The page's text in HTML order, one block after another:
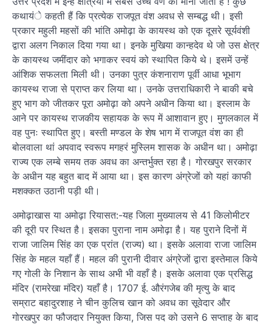
कथायंे कहती हैं कि प्रत्येक राजपूत वंश अवध से सम्बद्ध थी। इसी
प्रकार महुली महसों की भांति अमोढ़ा के कायस्थ को एक दूसरे सूर्यवंशी
द्वारा अलग निकाल दिया गया था। इनके मुखिया कान्हदेव थे जो उस क्षेत्र
के कायस्थ जमींदार को भगाकर स्वयं को स्थापित किये थे। इसमें उन्हें
आंशिक सफलता मिली थी। उनका पुत्र कंशनाराण पूर्वी आधा भूभाग
कायस्थ राजा से प्राप्त कर लिया था। उनके उत्तराधिकारी ने बाकी बचे
हुए भाग को जीतकर पूरा अमोढ़ा को अपने अधीन किया था। इस्लाम के
आने पर कायस्थ राजकीय सहायक के रूप में आशावान हुए। मुगलकाल में
वह पुनः स्थापित हुए। बस्ती मण्डल के शेष भाग में राजपूत वंश का ही
बोलवाला थां अपवाद स्वरूप मगहरं मुस्लिम शासक के अधीन था। अमोढ़ा
राज्य एक लम्बे समय तक अवध का अन्तर्भुक्त रहा है। गोरखपुर सरकार
के अधीन यह बहुत बाद में आया था। इस कारण अंग्रेजों को यहां काफी
मशक्कत उठानी पड़ी थी।
अमोढ़ाखास या अमोढ़ा रियासत:-यह जिला मुख्यालय से 41 किलोमीटर
की दूरी पर स्थित है। इसका पुराना नाम अमोढ़ा है। यह पुराने दिनों में
राजा जालिम सिंह का एक प्रांत (राज्य) था। इसके अलावा राजा जालिम
सिंह के महल यहाँ हैं। महल की पुरानी दीवार अंग्रेजों द्वारा इस्तेमाल किये
गए गोली के निशान के साथ अभी भी वहाँ है। इसके अलावा एक प्रसिद्ध
मंदिर (रामरेखा मंदिर) यहाँ है। 1707 ई. औरंगजेब की मृत्यु के बाद
सम्राट बहादुरशाह ने चीन कुलिच खान को अवध का सूवेदार और
गोरखपुर का फौजदार नियुक्त किया, जिस पद को उसने 6 सप्ताह के बाद